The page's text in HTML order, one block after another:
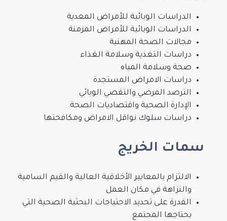
الدراسات الوبائية للأمراض المعدية
الدراسات الوبائية للأمراض المزمنة
مجالات الصحة المهنية
دراسات التغذية وسلامة الغذاء
صحة وسلامة المياه
دراسات الامراض المستجدة
الترصد المرضي والتقصي الوبائي
الإدارة الصحية واقتصاديات الصحة
دراسات سلوك نواقل الامراض ومكافحتها
سمات الخريج
الالتزام بالمعايير الأخلاقية العالية والقيم السامية
والنزاهة في مكان العمل
القدرة على تحديد الاحتياجات البحثية الصحية التي
يحتاجها المجتمع